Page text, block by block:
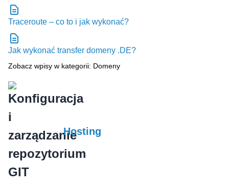
Traceroute – co to i jak wykonać?
Jak wykonać transfer domeny .DE?
Zobacz wpisy w kategorii: Domeny
Hosting